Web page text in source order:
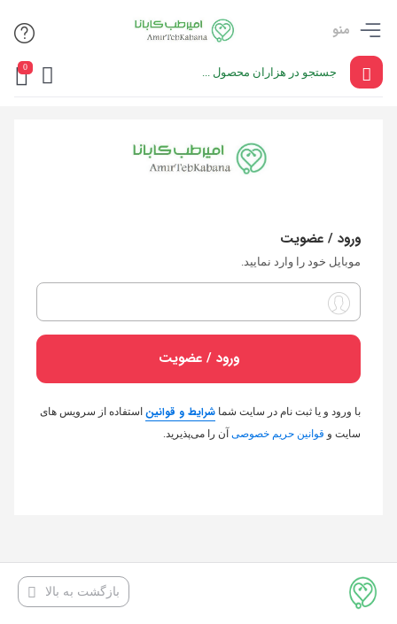
منو
0
ورود / عضویت
موبایل خود را وارد نمایید.
ورود / عضویت
با ورود و یا ثبت نام در سایت شما شرایط و قوانیناستفاده از سرویس های
سایت و قوانین حریم خصوصیآن را می‌پذیرید.
بازگشت به بالا